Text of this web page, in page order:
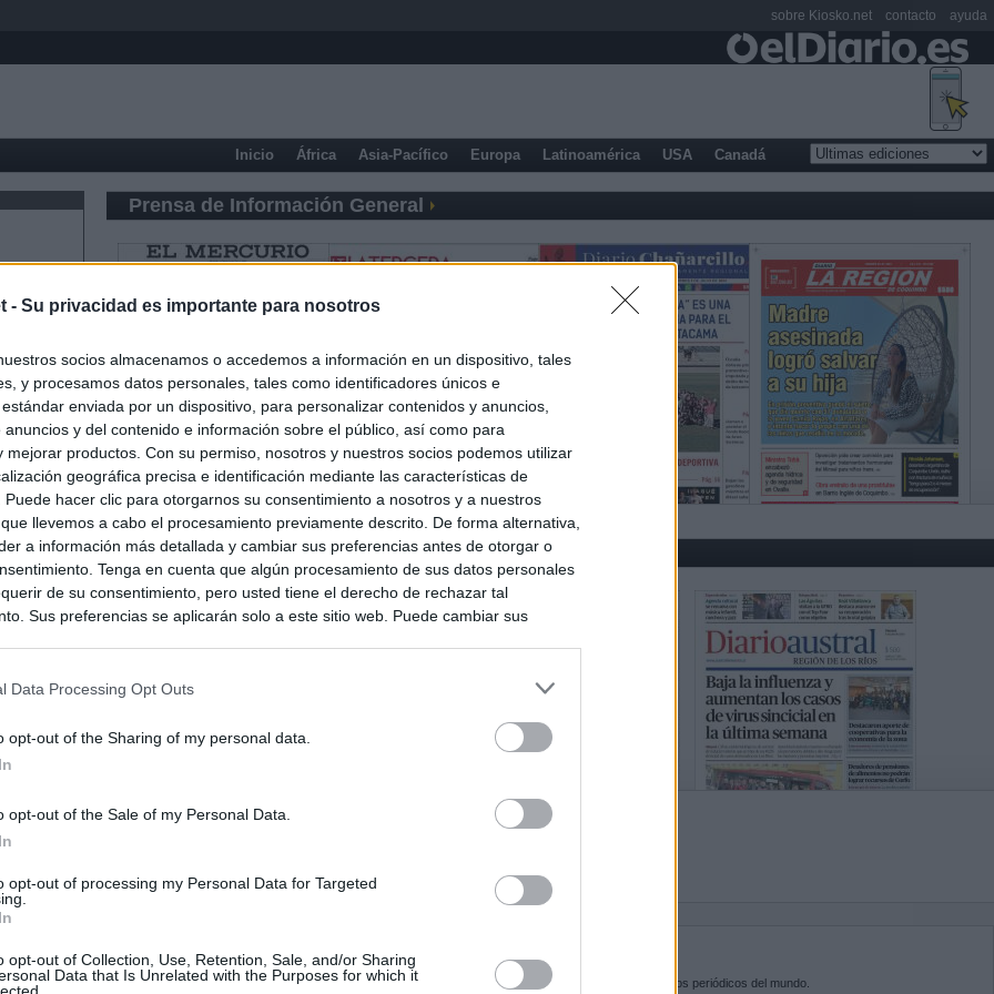
- Su privacidad es importante para nosotros
socios almacenamos o accedemos a información en un dispositivo, tales
y procesamos datos personales, tales como identificadores únicos e
enviada por un dispositivo, para personalizar contenidos y anuncios,
anuncios y del contenido e información sobre el público, así como para
mejorar productos. Con su permiso, nosotros y nuestros socios podemos utilizar
geográfica precisa e identificación mediante las características de
Puede hacer clic para otorgarnos su consentimiento a nosotros y a nuestros
llevemos a cabo el procesamiento previamente descrito. De forma alternativa,
a información más detallada y cambiar sus preferencias antes de otorgar o
Tenga en cuenta que algún procesamiento de sus datos personales
de su consentimiento, pero usted tiene el derecho de rechazar tal
Sus preferencias se aplicarán solo a este sitio web. Puede cambiar sus
Data Processing Opt Outs
opt-out of the Sharing of my personal data.
opt-out of the Sale of my Personal Data.
opt-out of processing my Personal Data for Targeted
opt-out of Collection, Use, Retention, Sale, and/or Sharing
Data that Is Unrelated with the Purposes for which it
Inicio África Asia-Pacífico Europa Latinoamérica USA Canadá
Prensa de Información General
Ayuso señaló por la compra del ático: "La izquierda necesita Kiosko.net es la puerta de entrada a los periódicos del mundo.
sobre Kiosko.net contacto ayuda